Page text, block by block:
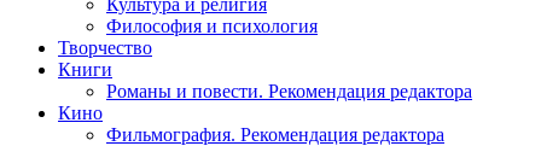
Философия и психология
Творчество
Книги
Романы и повести. Рекомендация редактора
Кино
Фильмография. Рекомендация редактора